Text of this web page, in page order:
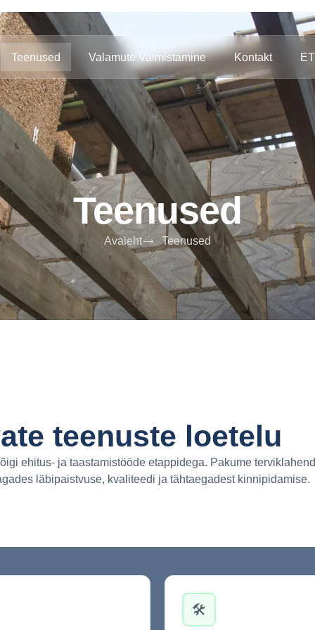
Teenused Valamute Valmistamine Kontakt ET
Teenused
Avaleht Teenused
teenuste loetelu
ehitus- ja taastamistööde etappidega. Pakume
läbipaistvuse, kvaliteedi ja tähtaegadest kinnipidamise.
🛠️